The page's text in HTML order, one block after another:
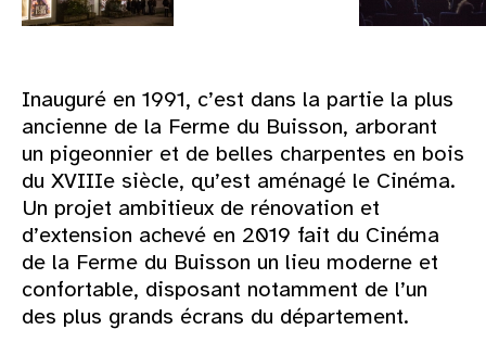
Inauguré en 1991, c’est dans la partie la plus
ancienne de la Ferme du Buisson, arborant
un pigeonnier et de belles charpentes en bois
du XVIIIe siècle, qu’est aménagé le Cinéma.
Un projet ambitieux de rénovation et
d’extension achevé en 2019 fait du Cinéma
de la Ferme du Buisson un lieu moderne et
confortable, disposant notamment de l’un
des plus grands écrans du département.